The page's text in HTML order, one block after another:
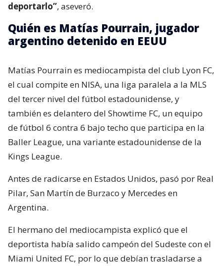
deportarlo”, aseveró.
Quién es Matías Pourrain, jugador
argentino detenido en EEUU
Matías Pourrain es mediocampista del club Lyon FC,
el cual compite en NISA, una liga paralela a la MLS
del tercer nivel del fútbol estadounidense, y
también es delantero del Showtime FC, un equipo
de fútbol 6 contra 6 bajo techo que participa en la
Baller League, una variante estadounidense de la
Kings League.
Antes de radicarse en Estados Unidos, pasó por Real
Pilar, San Martín de Burzaco y Mercedes en
Argentina.
El hermano del mediocampista explicó que el
deportista había salido campeón del Sudeste con el
Miami United FC, por lo que debían trasladarse a